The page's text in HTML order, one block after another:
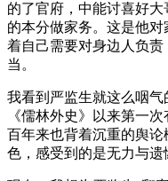
的了官府，中能讨喜好
的本分做家务。这是他
着自己需要对身边人负
当。
我看到严监生就这么咽
《儒林外史》以来第一
百年来也背着沉重的舆
色，感受到的是无力与遗